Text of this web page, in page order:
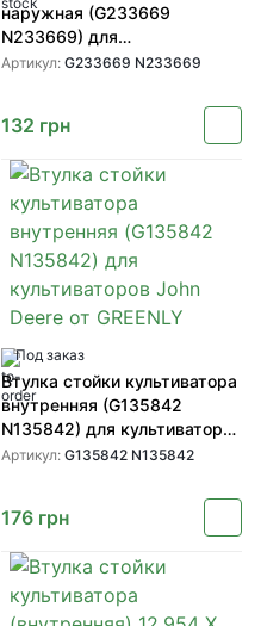
наружная (G233669
N233669) для
культиваторов John Deere от
Артикул: G233669 N233669
132 грн
Под заказ
Втулка стойки культиватора
внутренняя (G135842
N135842) для культиваторов
John Deere от GREENLY
Артикул: G135842 N135842
176 грн